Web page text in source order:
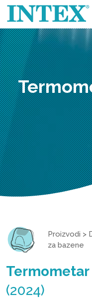
Proizvodi >
za bazene
Termometar
(2024)